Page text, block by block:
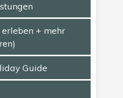
+ mehr
Guide